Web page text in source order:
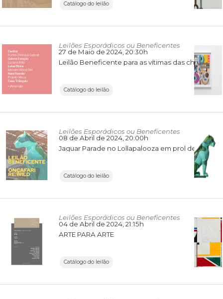
Catálogo do leilão
Leilões Esporádicos ou Beneficentes
27 de Maio de 2024 , 20:30h
Leilão Beneficente para as vítimas das chuvas no Rio Grande do Sul
Catálogo do leilão
Leilões Esporádicos ou Beneficentes
08 de Abril de 2024 , 20:00h
Jaguar Parade no Lollapalooza em prol de Onçafari e Re:wild
Catálogo do leilão
Leilões Esporádicos ou Beneficentes
04 de Abril de 2024 , 21:15h
ARTE PARA ARTE
Catálogo do leilão